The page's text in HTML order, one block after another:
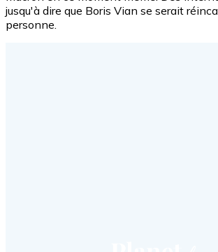
jusqu'à dire que Boris Vian se serait
personne.